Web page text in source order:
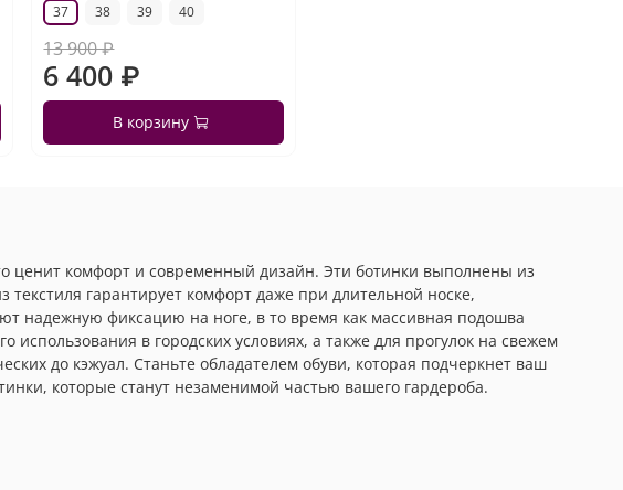
37 38 39 40
13 900 ₽
6 400 ₽
В корзину
ценит комфорт и современный дизайн. Эти ботинки выполнены из
гарантирует комфорт даже при длительной носке,
надежную фиксацию на ноге, в то время как массивная подошва
в городских условиях, а также для прогулок на свежем
до кэжуал. Станьте обладателем обуви, которая подчеркнет ваш
которые станут незаменимой частью вашего гардероба.